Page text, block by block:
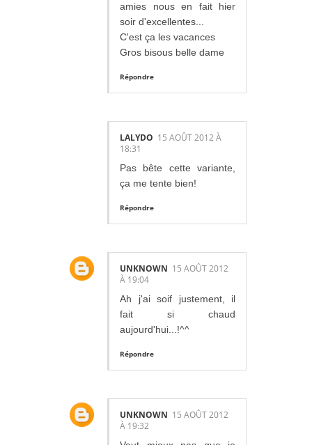
amies nous en fait hier
soir d'excellentes...
C'est ça les vacances
Gros bisous belle dame
Répondre
LALYDO 15 AOÛT 2012 À
18:31
Pas bête cette variante,
ça me tente bien!
Répondre
UNKNOWN 15 AOÛT 2012
À 19:04
Ah j'ai soif justement, il
fait si chaud
aujourd'hui...!^^
Répondre
UNKNOWN 15 AOÛT 2012
À 19:32